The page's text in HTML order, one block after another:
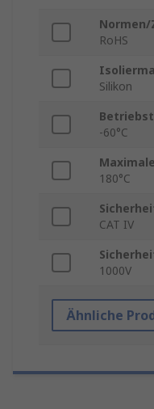
Normen/
RoHS
Silikon
-60°C
180°C
CAT IV
1000V
Ähnliche